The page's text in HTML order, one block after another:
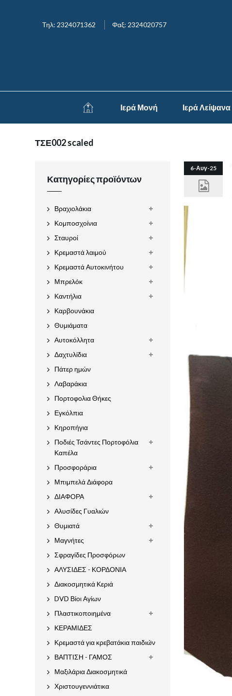
Τηλ: 2324071362 Φαξ: 2324020757
Ιερά Μονή Ιερά Λείψανα
ΤΣΕ002 scaled
6-Αυγ-25
Κατηγορίες προϊόντων
Βραχιολάκια
Κομποσχοίνια
Σταυροί
Κρεμαστά λαιμού
Κρεμαστά Αυτοκινήτου
Μπρελόκ
Καντήλια
Καρβουνάκια
Θυμιάματα
Αυτοκόλλητα
Δαχτυλίδια
Πάτερ ημών
Λαβαράκια
Πορτοφολια Θήκες
Εγκόλπια
Κηροπήγια
Ποδιές Τσάντες Πορτοφόλια
Καπέλα
Προσφοράρια
Μπιμπελά Διάφορα
ΔΙΑΦΟΡΑ
Αλυσίδες Γυαλιών
Θυμιατά
Μαγνήτες
Σφραγίδες Προσφόρων
ΑΛΥΣΙΔΕΣ - ΚΟΡΔΟΝΙΑ
Διακοσμητικά Κεριά
DVD Βίοι Αγίων
Πλαστικοποιημένα
ΚΕΡΑΜΙΔΕΣ
Κρεμαστά για κρεβατάκια παιδιών
ΒΑΠΤΙΣΗ - ΓΑΜΟΣ
Μαξιλάρια Διακοσμητικά
Χριστουγεννιάτικα